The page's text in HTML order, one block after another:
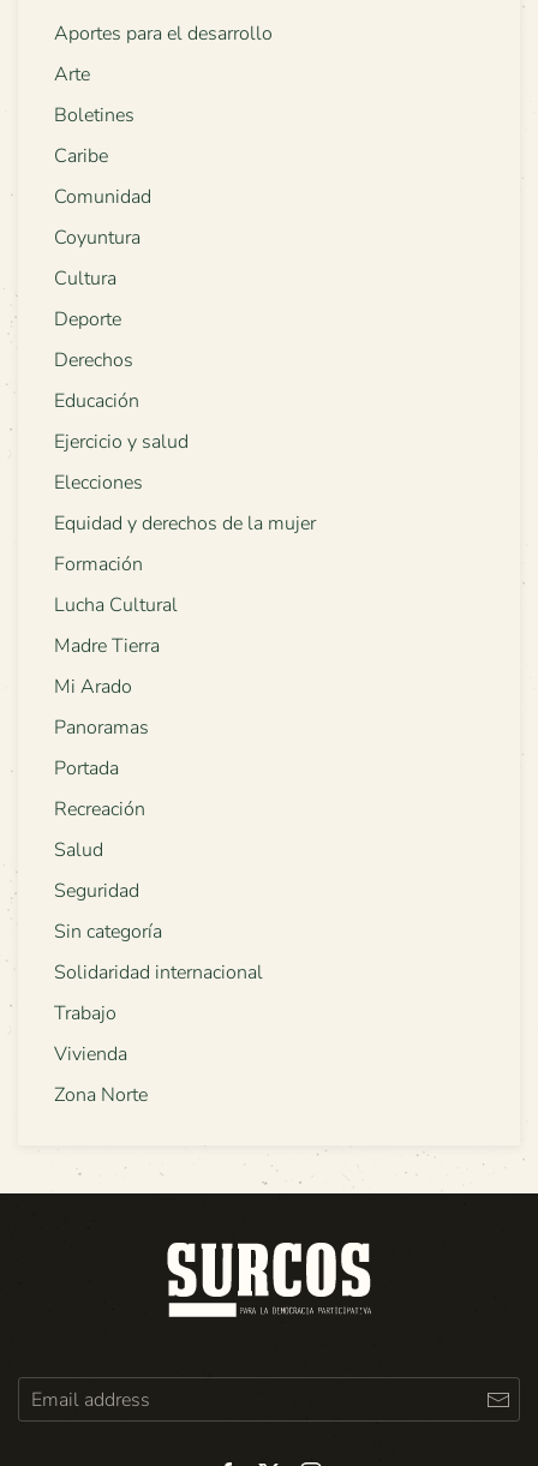
Aportes para el desarrollo
Arte
Boletines
Caribe
Comunidad
Coyuntura
Cultura
Deporte
Derechos
Educación
Ejercicio y salud
Elecciones
Equidad y derechos de la mujer
Formación
Lucha Cultural
Madre Tierra
Mi Arado
Panoramas
Portada
Recreación
Salud
Seguridad
Sin categoría
Solidaridad internacional
Trabajo
Vivienda
Zona Norte